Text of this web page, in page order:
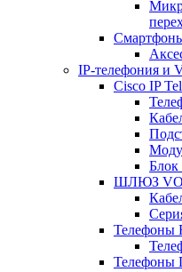
IP-телефония и
Cisco IP
Блок
ШЛЮЗ
Телефоны
Телефоны